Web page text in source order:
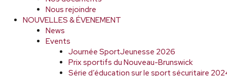
Nous rejoindre
NOUVELLES & ÉVENEMENT
News
Events
Journée SportJeunesse 2026
Prix sportifs du Nouveau-Brunswick
Série d’éducation sur le sport sécuritaire